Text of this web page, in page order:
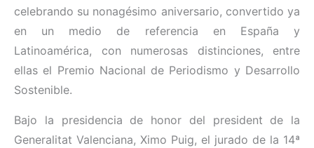
celebrando su nonagésimo aniversario, convertido ya
en un medio de referencia en España y
Latinoamérica, con numerosas distinciones, entre
ellas el Premio Nacional de Periodismo y Desarrollo
Sostenible.
Bajo la presidencia de honor del president de la
Generalitat Valenciana, Ximo Puig, el jurado de la 14ª